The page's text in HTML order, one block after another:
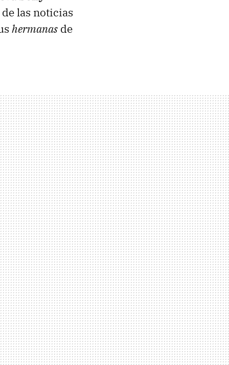
las noticias
hermanas de